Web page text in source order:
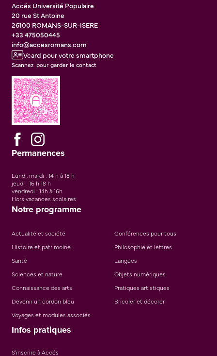
Accés Université Populaire
20 rue St Antoine
26100 ROMANS-SUR-ISERE
+33 475050445
info@accesromans.com
Vcard pour votre smartphone
Scannez pour garder le contact
Permanences
Lundi, mardi : 14 h à 18 h
jeudi : 16 h 18 h
vendredi : 14h à 16h
Hors vacances scolaires
Notre programme
Actualité et société
Conférences pour tous
Histoire et patrimoine
Philosophie et lettres
Santé
Langues
Sciences et nature
Objets numériques
Connaissance des arts
Pratiques artistiques
Devenir un cordon bleu
Bricoler et décorer
Voyages et modules associés
Infos pratiques
S'inscrire à Accés